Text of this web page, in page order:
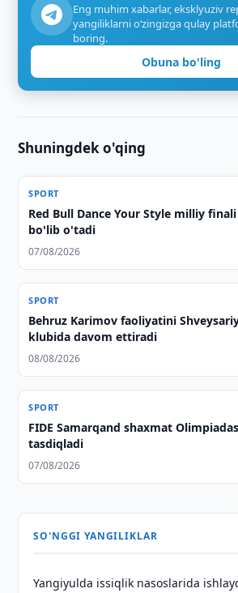
Eng muhim xabarlar, eksklyuziv
yangiliklarni o‘zingizga qulay
boring.
Obuna bo'ling
Shuningdek o'qing
SPORT
Red Bull Dance Your Style milliy
bo'lib o'tadi
07/08/2026
SPORT
Behruz Karimov faoliyatini
klubida davom ettiradi
08/08/2026
SPORT
FIDE Samarqand shaxmat
tasdiqladi
07/08/2026
SO'NGGI YANGILIKLAR
Yangiyulda issiqlik nasoslarida